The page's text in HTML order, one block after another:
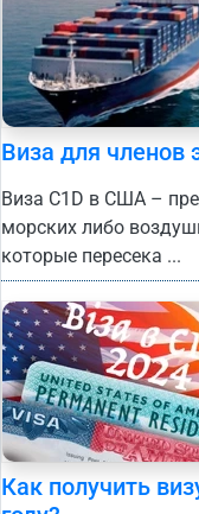
Виза для
Виза С1D в США –
морских либо
которые пересека ...
Как получить